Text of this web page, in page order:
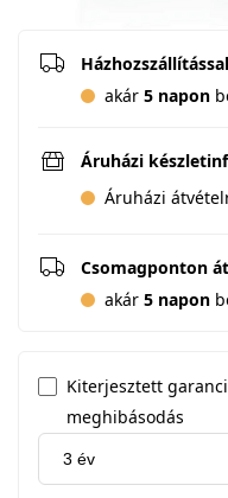
Házhozszállítással
akár 5 napon
Áruházi
Áruházi
Csomagponton
akár 5 napon
Kiterjesztett
meghibásodás